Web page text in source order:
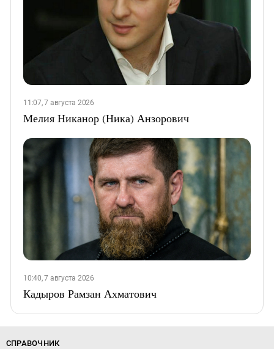
11:07, 7 августа 2026
Мелия Никанор (Ника) Анзорович
10:40, 7 августа 2026
Кадыров Рамзан Ахматович
СПРАВОЧНИК